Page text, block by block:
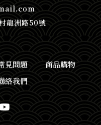
龍洲路50號
見問題
商品購物
絡我們